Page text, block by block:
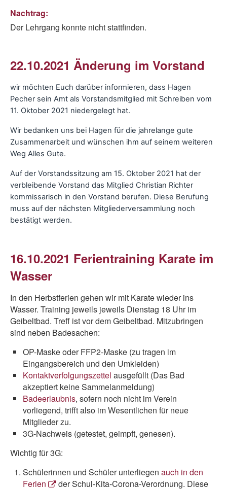
Nachtrag:
Der Lehrgang konnte nicht stattfinden.
22.10.2021 Änderung im Vorstand
wir möchten Euch darüber informieren, dass Hagen
Pecher sein Amt als Vorstandsmitglied mit Schreiben vom
11. Oktober 2021 niedergelegt hat.
Wir bedanken uns bei Hagen für die jahrelange gute
Zusammenarbeit und wünschen ihm auf seinem weiteren
Weg Alles Gute.
Auf der Vorstandssitzung am 15. Oktober 2021 hat der
verbleibende Vorstand das Mitglied Christian Richter
kommissarisch in den Vorstand berufen. Diese Berufung
muss auf der nächsten Mitgliederversammlung noch
bestätigt werden.
16.10.2021 Ferientraining Karate im
Wasser
In den Herbstferien gehen wir mit Karate wieder ins
Wasser. Training jeweils jeweils Dienstag 18 Uhr im
Geibeltbad. Treff ist vor dem Geibeltbad. Mitzubringen
sind neben Badesachen:
OP-Maske oder FFP2-Maske (zu tragen im
Eingangsbereich und den Umkleiden)
Kontaktverfolgungszettel ausgefüllt (Das Bad
akzeptiert keine Sammelanmeldung)
Badeerlaubnis, sofern noch nicht im Verein
vorliegend, trifft also im Wesentlichen für neue
Mitglieder zu.
3G-Nachweis (getestet, geimpft, genesen).
Wichtig für 3G:
Schülerinnen und Schüler unterliegen auch in den
Ferien
der Schul-Kita-Corona-Verordnung. Diese